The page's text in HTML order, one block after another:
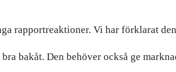
rapportreaktioner. Vi har förklarat
bakåt. Den behöver också ge